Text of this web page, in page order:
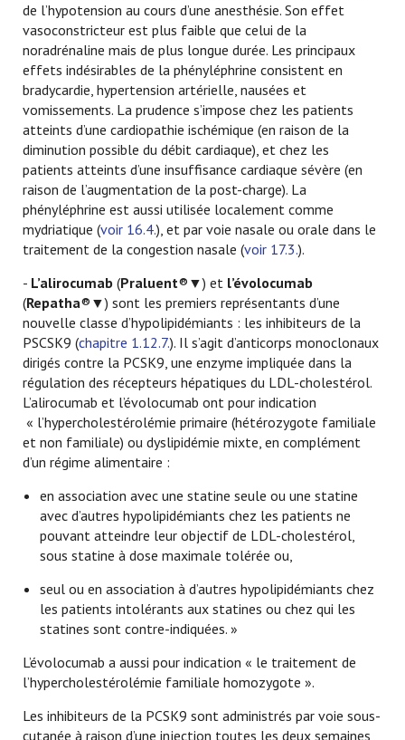
de l’hypotension au cours d’une anesthésie. Son effet
vasoconstricteur est plus faible que celui de la
noradrénaline mais de plus longue durée. Les principaux
effets indésirables de la phényléphrine consistent en
bradycardie, hypertension artérielle, nausées et
vomissements. La prudence s’impose chez les patients
atteints d’une cardiopathie ischémique (en raison de la
diminution possible du débit cardiaque), et chez les
patients atteints d’une insuffisance cardiaque sévère (en
raison de l’augmentation de la post-charge). La
phényléphrine est aussi utilisée localement comme
mydriatique (voir 16.4.), et par voie nasale ou orale dans le
traitement de la congestion nasale (voir 17.3.).
- L’alirocumab (Praluent®▼) et l’évolocumab
(Repatha®▼) sont les premiers représentants d’une
nouvelle classe d’hypolipidémiants : les inhibiteurs de la
PSCSK9 (chapitre 1.12.7.). Il s’agit d’anticorps monoclonaux
dirigés contre la PCSK9, une enzyme impliquée dans la
régulation des récepteurs hépatiques du LDL-cholestérol.
L’alirocumab et l’évolocumab ont pour indication
« l’hypercholestérolémie primaire (hétérozygote familiale
et non familiale) ou dyslipidémie mixte, en complément
d’un régime alimentaire :
en association avec une statine seule ou une statine
avec d’autres hypolipidémiants chez les patients ne
pouvant atteindre leur objectif de LDL-cholestérol,
sous statine à dose maximale tolérée ou,
seul ou en association à d’autres hypolipidémiants chez
les patients intolérants aux statines ou chez qui les
statines sont contre-indiquées. »
L’évolocumab a aussi pour indication « le traitement de
l’hypercholestérolémie familiale homozygote ».
Les inhibiteurs de la PCSK9 sont administrés par voie sous-
cutanée à raison d’une injection toutes les deux semaines